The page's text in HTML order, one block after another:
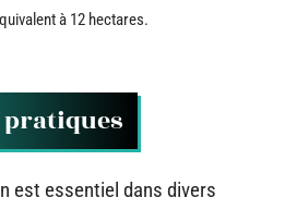
à 12 hectares.
est essentiel dans divers